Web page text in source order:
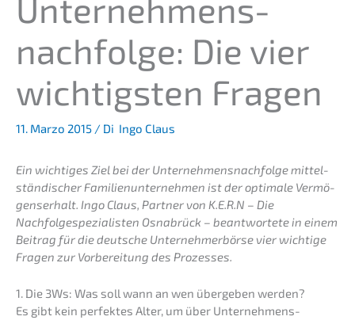
Unternehmens­
nachfolge: Die vier
wichtigs­ten Fragen
11. Marzo 2015 / Di Ingo Claus
Ein wichti­ges Ziel bei der Unternehmens­nachfolge mittel­
stän­di­scher Famili­en­un­ter­neh­men ist der optima­le Vermö­
gens­er­halt. Ingo Claus, Partner von K.E.R.N – Die
Nachfolge­spezialisten Osnabrück – beant­wor­te­te in einem
Beitrag für die deutsche Unter­neh­mer­bör­se vier wichti­ge
Fragen zur Vorbe­rei­tung des Prozesses.
1. Die 3Ws: Was soll wann an wen überge­ben werden?
Es gibt kein perfek­tes Alter, um über Unternehmens­